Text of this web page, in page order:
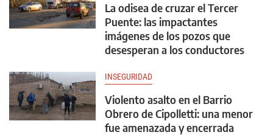
La odisea de cruzar el Tercer
Puente: las impactantes
imágenes de los pozos que
desesperan a los conductores
INSEGURIDAD
Violento asalto en el Barrio
Obrero de Cipolletti: una menor
fue amenazada y encerrada